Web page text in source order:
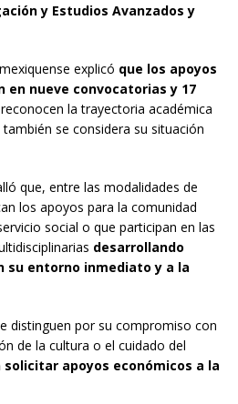
y Estudios Avanzados y
explicó que los apoyos
en nueve convocatorias y 17
la trayectoria académica
se considera su situación
que, entre las modalidades de
los apoyos para la comunidad
social o que participan en las
desarrollando
su entorno inmediato y a la
distinguen por su compromiso con
de la cultura o el cuidado del
solicitar apoyos económicos a la